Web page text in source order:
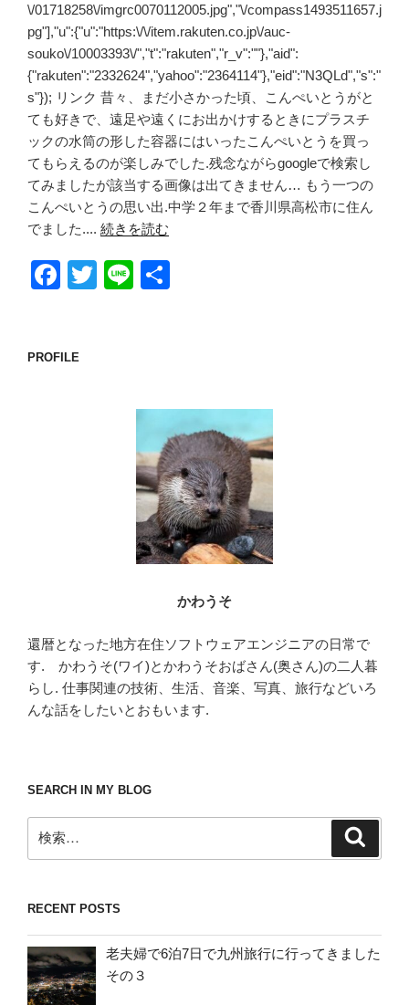
\/01718258\/imgrc0070112005.jpg","\/compass1493511657.j
pg"],"u":{"u":"https:\/\/item.rakuten.co.jp\/auc-
souko\/10003393\/","t":"rakuten","r_v":""},"aid":
{"rakuten":"2332624","yahoo":"2364114"},"eid":"N3QLd","s":"
s"}); リンク 昔々、まだ小さかった頃、こんぺいとうがと
ても好きで、遠足や遠くにお出かけするときにプラスチ
ックの水筒の形した容器にはいったこんぺいとうを買っ
てもらえるのが楽しみでした.残念ながらgoogleで検索し
てみましたが該当する画像は出てきません… もう一つの
こんぺいとうの思い出.中学２年まで香川県高松市に住ん
でました.... 続きを読む
F
e
T
Li
PROFILE
かわうそ
還暦となった地方在住ソフトウェアエンジニアの日常で
す. かわうそ(ワイ)とかわうそおばさん(奥さん)の二人暮
らし. 仕事関連の技術、生活、音楽、写真、旅行などいろ
んな話をしたいとおもいます.
SEARCH IN MY BLOG
索:
RECENT POSTS
老夫婦で6泊7日で九州旅行に行ってきました
その３